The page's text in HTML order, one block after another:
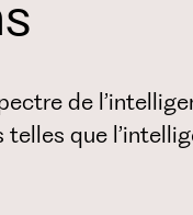
de
que